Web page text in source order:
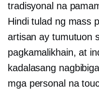
tradisyonal na
Hindi tulad ng mass
artisan ay tumutuon
pagkamalikhain, at
kadalasang
mga personal na